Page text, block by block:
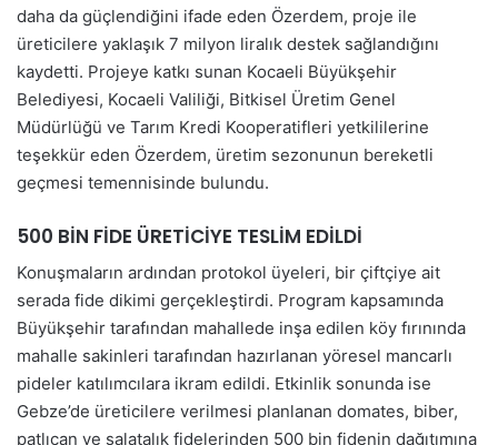
daha da güçlendiğini ifade eden Özerdem, proje ile
üreticilere yaklaşık 7 milyon liralık destek sağlandığını
kaydetti. Projeye katkı sunan Kocaeli Büyükşehir
Belediyesi, Kocaeli Valiliği, Bitkisel Üretim Genel
Müdürlüğü ve Tarım Kredi Kooperatifleri yetkililerine
teşekkür eden Özerdem, üretim sezonunun bereketli
geçmesi temennisinde bulundu.
500 BİN FİDE ÜRETİCİYE TESLİM EDİLDİ
Konuşmaların ardından protokol üyeleri, bir çiftçiye ait
serada fide dikimi gerçekleştirdi. Program kapsamında
Büyükşehir tarafından mahallede inşa edilen köy fırınında
mahalle sakinleri tarafından hazırlanan yöresel mancarlı
pideler katılımcılara ikram edildi. Etkinlik sonunda ise
Gebze’de üreticilere verilmesi planlanan domates, biber,
patlıcan ve salatalık fidelerinden 500 bin fidenin dağıtımına